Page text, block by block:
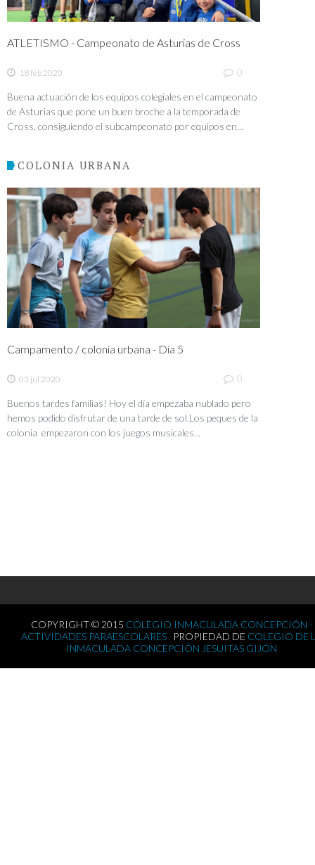
ATLETISMO - Campeonato de Asturias de Cross
18 feb 2020 0
Buena actuación de los equipos colegiales en el campeonato
de Asturias que pone un buen broche a la temporada de
Cross, consiguiendo el subcampeonato por equipos en...
COLONIA URBANA
Campamento / colonia urbana - Día 5
03 jul 2020 0
Buenos tardes familias! Hoy el día empezaba nublado pero
hemos podido disfrutar de una tarde de sol.Los peques de la
colonia empezaron con los juegos musicales...
COPYRIGHT © 2015 COLEGIO INMACULADA CONCEPCIÓN -
ACTIVIDADES PARAESCOLARES . PROPIEDAD DE COLEGIO DE
INMACULADA CONCEPCIÓN JESUITAS GIJÓN